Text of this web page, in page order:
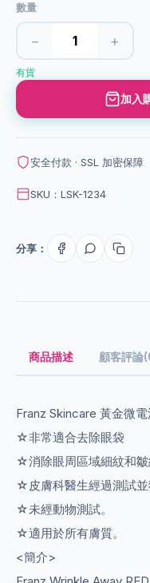
數量
− +
有貨
加入
安全付款 · SSL 加密保障
SKU：LSK-1234
分享：
商品描述 顧客評論
Franz Skincare 黃金微
☆非常適合去除眼袋
☆消除眼周區域細紋和
☆皮膚科醫生經過測試並
☆未經動物測試。
☆適用於所有膚質。
<簡介>